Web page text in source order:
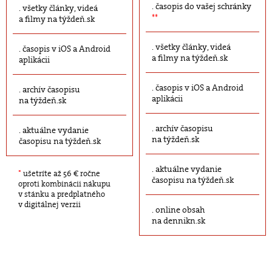
všetky články, videá
a filmy na týždeň.sk
časopis v iOS a Android
aplikácii
archív časopisu
na týždeň.sk
aktuálne vydanie
časopisu na týždeň.sk
* ušetríte až 56 € ročne
oproti kombinácii nákupu
v stánku a predplatného
v digitálnej verzii
časopis do vašej schránky
**
všetky články, videá
a filmy na týždeň.sk
časopis v iOS a Android
aplikácii
archív časopisu
na týždeň.sk
aktuálne vydanie
časopisu na týždeň.sk
online obsah
na dennikn.sk